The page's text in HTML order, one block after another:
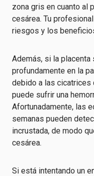
zona gris en cuanto al
cesárea. Tu
riesgos y los
Además, si la
profundamente en la
debido a las cicatrices
puede sufrir una
Afortunadamente, las
semanas pueden
incrustada, de modo
cesárea.
Si está intentando un